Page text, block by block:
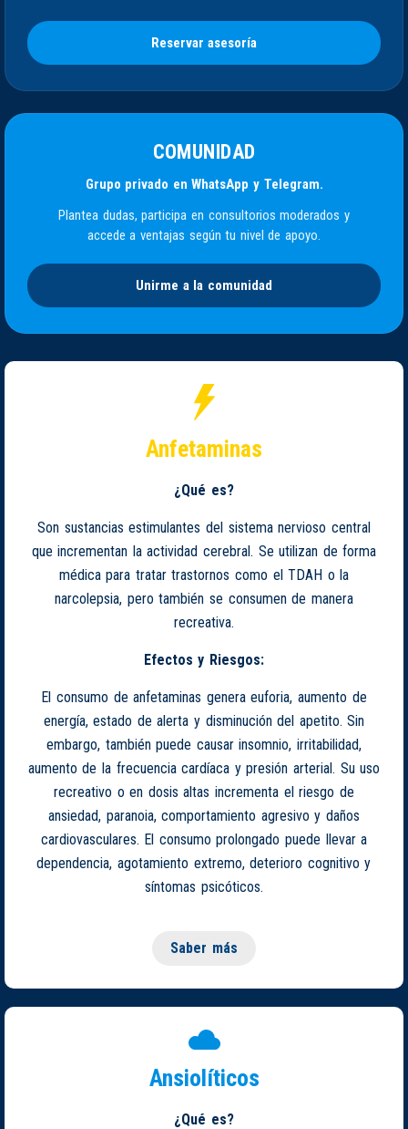
Reservar asesoría
COMUNIDAD
Grupo privado en WhatsApp y Telegram.
Plantea dudas, participa en consultorios moderados y
accede a ventajas según tu nivel de apoyo.
Unirme a la comunidad
Anfetaminas
¿Qué es?
Son sustancias estimulantes del sistema nervioso central
que incrementan la actividad cerebral. Se utilizan de forma
médica para tratar trastornos como el TDAH o la
narcolepsia, pero también se consumen de manera
recreativa.
Efectos y Riesgos:
El consumo de anfetaminas genera euforia, aumento de
energía, estado de alerta y disminución del apetito. Sin
embargo, también puede causar insomnio, irritabilidad,
aumento de la frecuencia cardíaca y presión arterial. Su uso
recreativo o en dosis altas incrementa el riesgo de
ansiedad, paranoia, comportamiento agresivo y daños
cardiovasculares. El consumo prolongado puede llevar a
dependencia, agotamiento extremo, deterioro cognitivo y
síntomas psicóticos.
Saber más
Ansiolíticos
¿Qué es?